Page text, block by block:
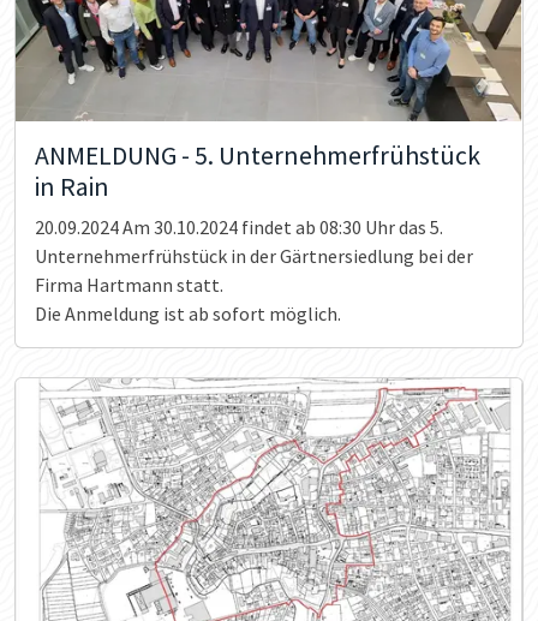
ANMELDUNG - 5. Unternehmerfrühstück
in Rain
20.09.2024Am 30.10.2024 findet ab 08:30 Uhr das 5.
Unternehmerfrühstück in der Gärtnersiedlung bei der
Firma Hartmann statt.
Die Anmeldung ist ab sofort möglich.